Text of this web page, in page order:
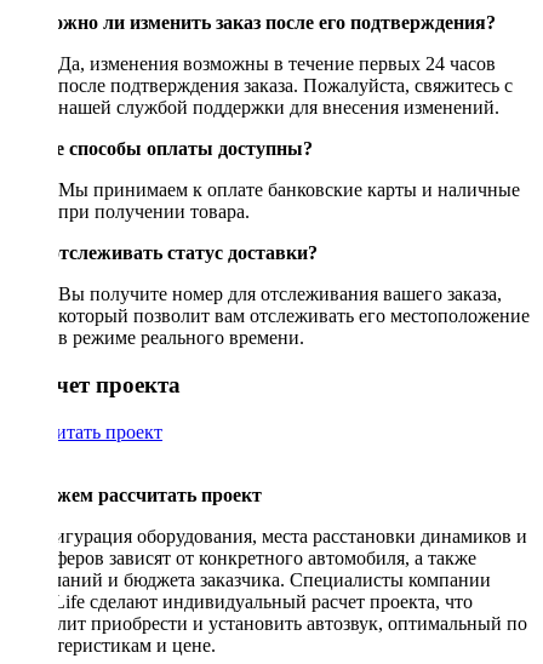
Возможно ли изменить заказ после его подтверждения?
Да, изменения возможны в течение первых 24 часов
после подтверждения заказа. Пожалуйста, свяжитесь с
нашей службой поддержки для внесения изменений.
Какие способы оплаты доступны?
Мы принимаем к оплате банковские карты и наличные
при получении товара.
Как отслеживать статус доставки?
Вы получите номер для отслеживания вашего заказа,
который позволит вам отслеживать его местоположение
в режиме реального времени.
Рассчет проекта
Рассчитать проект
Поможем рассчитать проект
Конфигурация оборудования, места расстановки динамиков и
сабвуферов зависят от конкретного автомобиля, а также
пожеланий и бюджета заказчика. Специалисты компании
DriveLife сделают индивидуальный расчет проекта, что
позволит приобрести и установить автозвук, оптимальный по
характеристикам и цене.